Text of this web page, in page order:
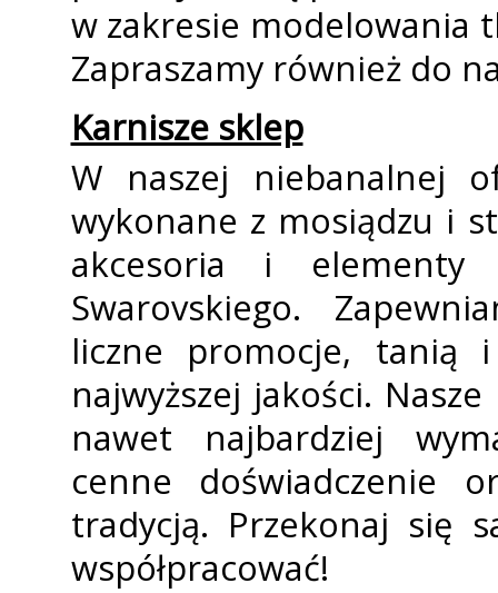
w zakresie modelowania
Zapraszamy również do
Karnisze sklep
W naszej niebanalnej
wykonane z mosiądzu i
akcesoria i elementy
Swarovskiego.
liczne promocje, tanią
najwyższej jakości.
nawet najbardziej
cenne doświadczenie
tradycją. Przekonaj się
współpracować!